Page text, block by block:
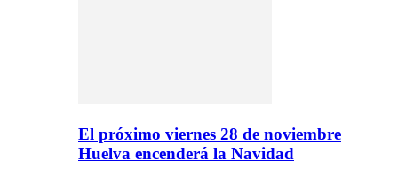
El próximo viernes 28 de noviembre
Huelva encenderá la Navidad